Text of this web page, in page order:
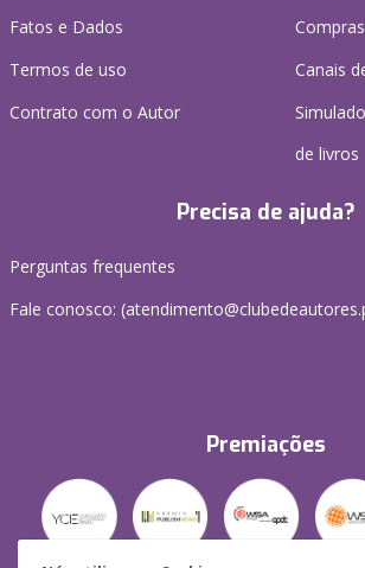
Fatos e Dados
Termos de uso
Contrato com o Autor
Canais
de livros
Precisa de ajuda?
Perguntas frequentes
Fale conosco: (
Premiações